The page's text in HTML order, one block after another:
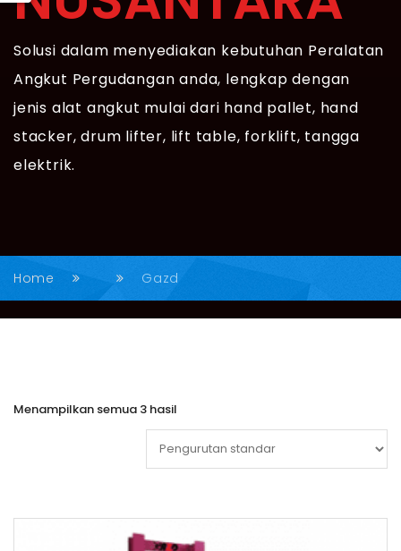
Solusi dalam menyediakan kebutuhan Peralatan
Angkut Pergudangan anda, lengkap dengan
jenis alat angkut mulai dari hand pallet, hand
stacker, drum lifter, lift table, forklift, tangga
elektrik.
Home Gazd
Menampilkan semua 3 hasil